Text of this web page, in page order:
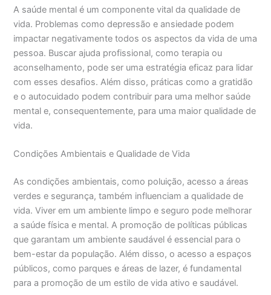
A saúde mental é um componente vital da qualidade de
vida. Problemas como depressão e ansiedade podem
impactar negativamente todos os aspectos da vida de uma
pessoa. Buscar ajuda profissional, como terapia ou
aconselhamento, pode ser uma estratégia eficaz para lidar
com esses desafios. Além disso, práticas como a gratidão
e o autocuidado podem contribuir para uma melhor saúde
mental e, consequentemente, para uma maior qualidade de
vida.
Condições Ambientais e Qualidade de Vida
As condições ambientais, como poluição, acesso a áreas
verdes e segurança, também influenciam a qualidade de
vida. Viver em um ambiente limpo e seguro pode melhorar
a saúde física e mental. A promoção de políticas públicas
que garantam um ambiente saudável é essencial para o
bem-estar da população. Além disso, o acesso a espaços
públicos, como parques e áreas de lazer, é fundamental
para a promoção de um estilo de vida ativo e saudável.